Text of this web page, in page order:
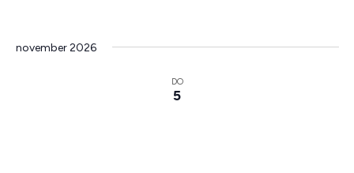
november 2026
DO
5